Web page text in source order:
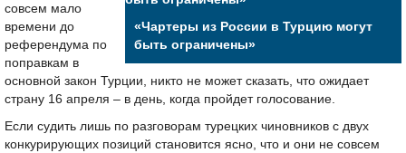
«Чартеры из России в Турцию могут
быть ограничены»
совсем мало
времени до
референдума по
поправкам в
основной закон Турции, никто не может сказать, что ожидает
страну 16 апреля – в день, когда пройдет голосование.
Если судить лишь по разговорам турецких чиновников с двух
конкурирующих позиций становится ясно, что и они не совсем